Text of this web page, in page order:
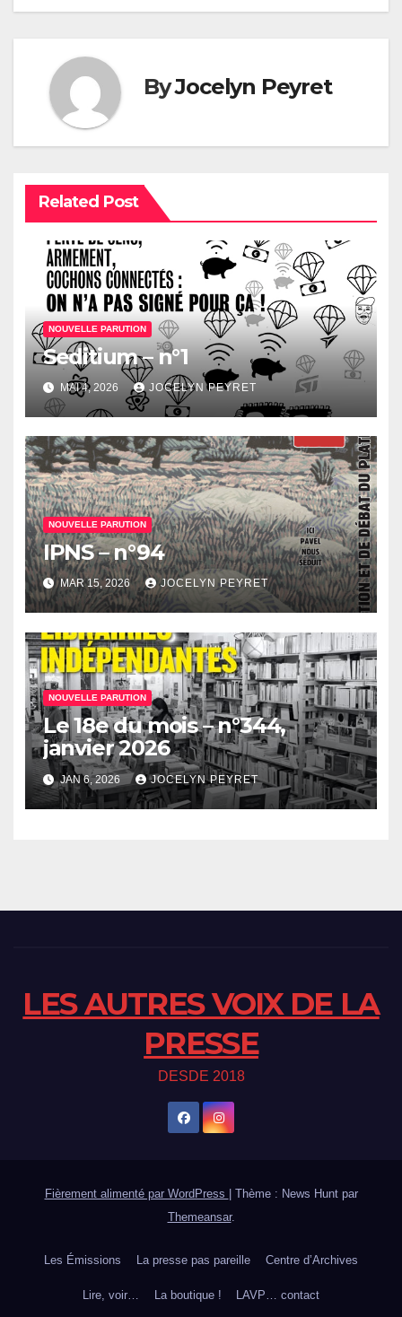
ByJocelyn Peyret
Related Post
NOUVELLE PARUTION
Seditium – n°1
MAI 4, 2026 JOCELYN PEYRET
NOUVELLE PARUTION
IPNS – n°94
MAR 15, 2026 JOCELYN PEYRET
NOUVELLE PARUTION
Le 18e du mois – n°344,
janvier 2026
JAN 6, 2026 JOCELYN PEYRET
LES AUTRES VOIX DE LA
PRESSE
DESDE 2018
Fièrement alimenté par WordPress
Thème : News Hunt par
Themeansar.
Les Émissions La presse pas pareille Centre d’Archives
Lire, voir… La boutique ! LAVP… contact